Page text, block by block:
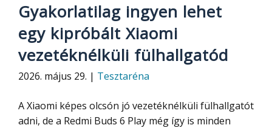
Gyakorlatilag ingyen lehet
egy kipróbált Xiaomi
vezetéknélküli fülhallgatód
2026. május 29. | Tesztaréna
A Xiaomi képes olcsón jó vezetéknélküli fülhallgatót
adni, de a Redmi Buds 6 Play még így is minden